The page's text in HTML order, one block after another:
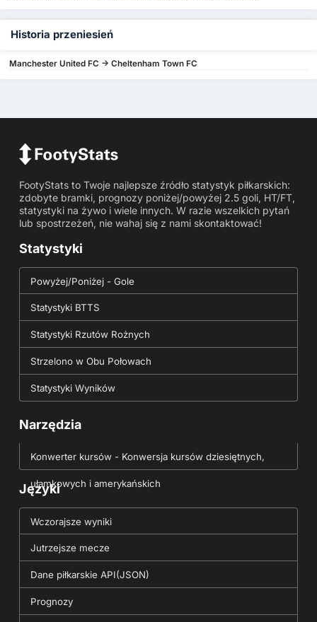
Historia przeniesień
Manchester United FC -> Cheltenham Town FC
FootyStats to Twoje najlepsze źródło statystyk piłkarskich:
zdobyte bramki, prognozy poniżej/powyżej 2.5 goli, HT/FT,
statystyki na żywo i wiele innych. W razie wszelkich pytań
lub spostrzeżeń, nie wahaj się z nami skontaktować!
Statystyki
Powyżej/Poniżej - Gole
Statystyki BTTS
Statystyki Rzutów Rożnych
Strzelono w Obu Połowach
Statystyki Wyników
Narzędzia
Konwerter kursów - Konwersja kursów dziesiętnych,
ułamkowych i amerykańskich
Języki
Wczorajsze wyniki
Jutrzejsze mecze
Dane piłkarskie API(JSON)
Prognozy